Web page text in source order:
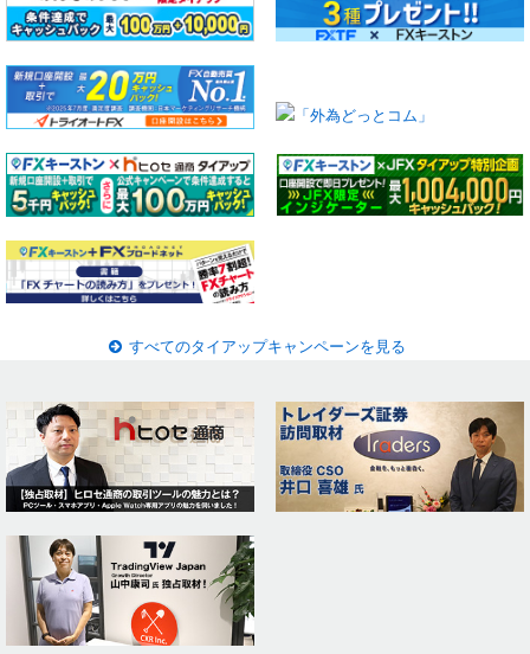
すべてのタイアップキャンペーンを見る